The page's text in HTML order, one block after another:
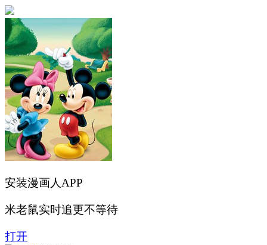
安装漫画人APP
米老鼠实时追更不等待
打开